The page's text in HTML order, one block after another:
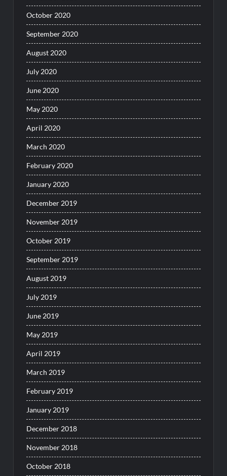
October 2020
September 2020
August 2020
July 2020
June 2020
May 2020
April 2020
March 2020
February 2020
January 2020
December 2019
November 2019
October 2019
September 2019
August 2019
July 2019
June 2019
May 2019
April 2019
March 2019
February 2019
January 2019
December 2018
November 2018
October 2018